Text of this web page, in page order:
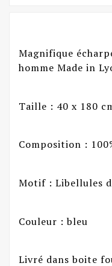
Magnifique
homme Made in
Taille : 40 x 180
Composition :
Motif : Libellules
Couleur : bleu
Livré dans boite